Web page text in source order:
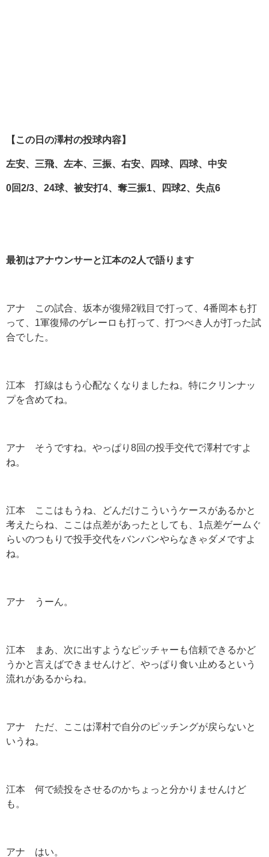
【この日の澤村の投球内容】
左安、三飛、左本、三振、右安、四球、四球、中安
0回2/3 、24球、被安打4 、奪三振1 、四球2 、失点6
最初はアナウンサーと江本の2 人で語ります
アナ この試合、坂本が復帰2戦目で打って、4番岡本も打
って、1軍復帰のゲレーロも打って、打つべき人が打った試
合でした。
江本 打線はもう心配なくなりましたね。特にクリンナッ
プを含めてね。
アナ そうですね。やっぱり8回の投手交代で澤村ですよ
ね。
江本 ここはもうね、どんだけこういうケースがあるかと
考えたらね、ここは点差があったとしても、1点差ゲームぐ
らいのつもりで投手交代をバンバンやらなきゃダメですよ
ね。
アナ うーん。
江本 まあ、次に出すようなピッチャーも信頼できるかど
うかと言えばできませんけど、やっぱり食い止めるという
流れがあるからね。
アナ ただ、ここは澤村で自分のピッチングが戻らないと
いうね。
江本 何で続投をさせるのかちょっと分かりませんけど
も。
アナ はい。